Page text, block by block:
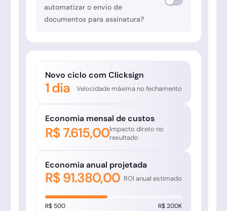
automatizar o envio de
documentos para assinatura?
Novo ciclo com Clicksign
1 dia Velocidade máxima no fechamento
Economia mensal de custos
R$ 7.615,00Impacto direto no
resultado
Economia anual projetada
R$ 91.380,00 ROI anual estimado
R$ 500 R$ 200K